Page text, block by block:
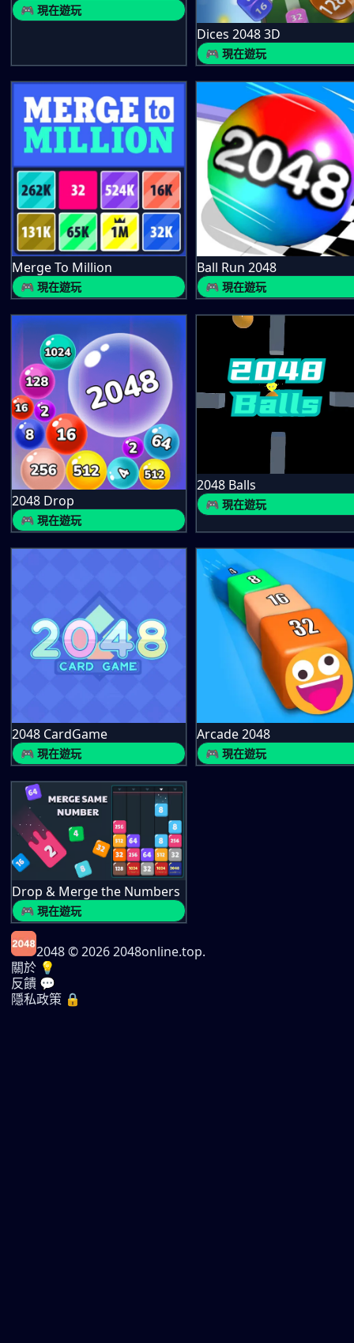
🎮 現在遊玩
Dices 2048 3D
🎮 現在遊玩
Merge To Million
🎮 現在遊玩
Ball Run 2048
🎮 現在遊玩
2048 Drop
🎮 現在遊玩
2048 Balls
🎮 現在遊玩
2048 CardGame
🎮 現在遊玩
Arcade 2048
🎮 現在遊玩
Drop & Merge the Numbers
🎮 現在遊玩
2048© 2026 2048online.top.
關於 💡
反饋 💬
隱私政策 🔒